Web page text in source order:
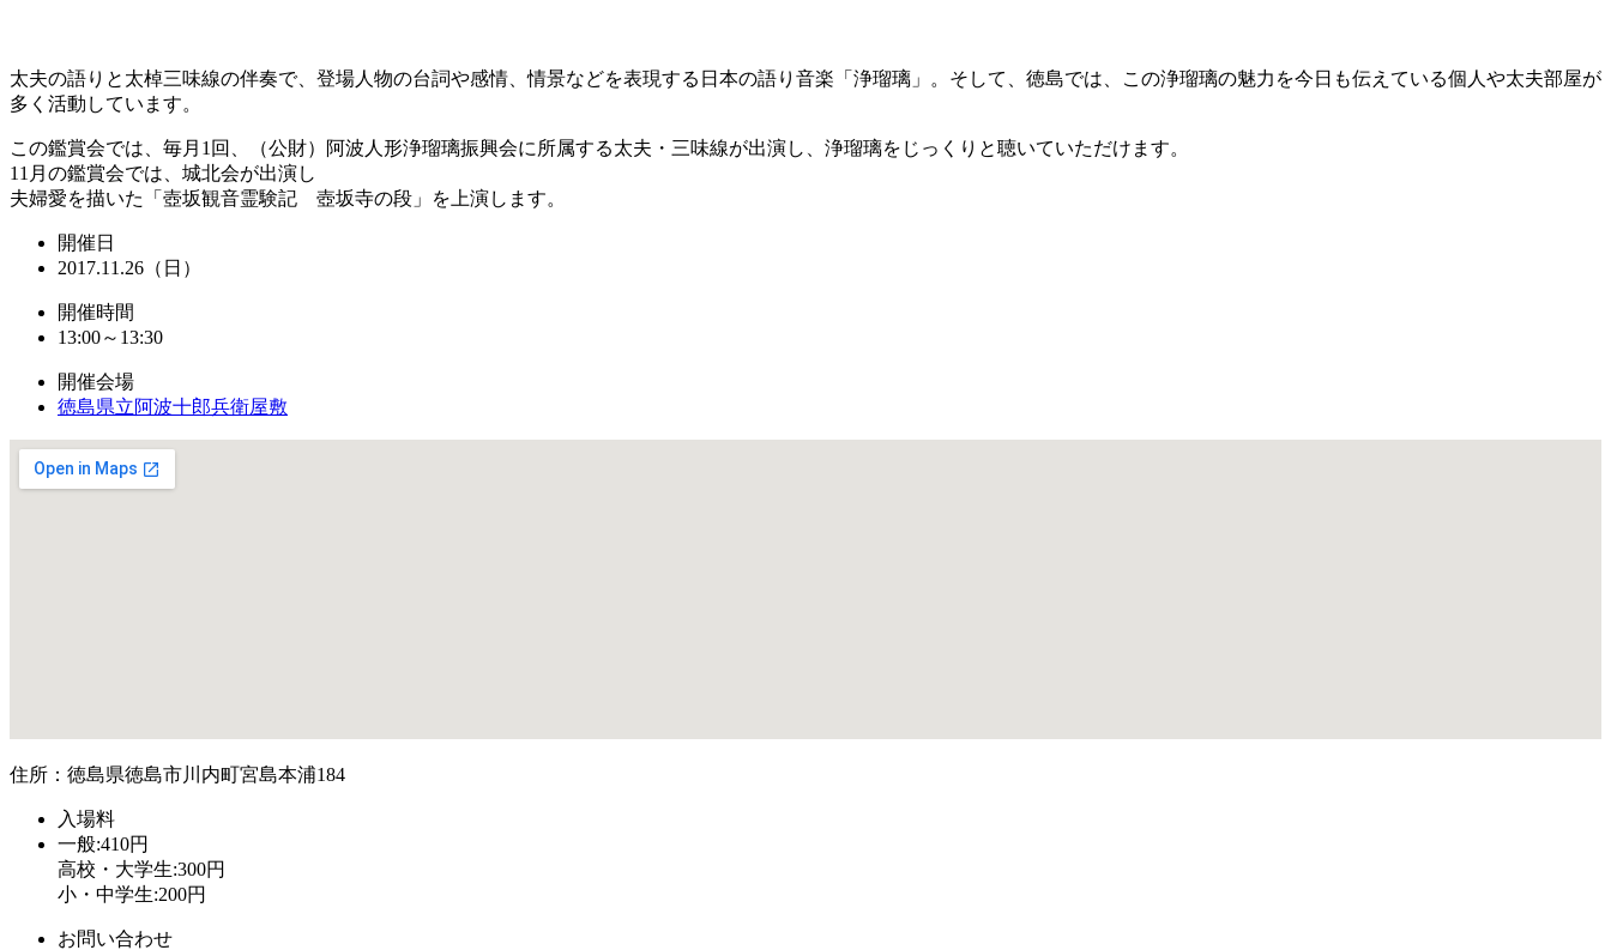
太夫の語りと太棹三味線の伴奏で、登場人物の台詞や感情、情景などを表現する日本の語り音楽「浄瑠璃」。そして、徳島では、この浄瑠璃の魅力を今日も伝えている個人や太夫部屋が
多く活動しています。
この鑑賞会では、毎月1回、（公財）阿波人形浄瑠璃振興会に所属する太夫・三味線が出演し、浄瑠璃をじっくりと聴いていただけます。
11月の鑑賞会では、城北会が出演し
夫婦愛を描いた「壺坂観音霊験記 壺坂寺の段」を上演します。
開催日
2017.11.26（日）
開催時間
13:00～13:30
開催会場
徳島県立阿波十郎兵衛屋敷
住所：徳島県徳島市川内町宮島本浦184
入場料
一般:410円
高校・大学生:300円
小・中学生:200円
お問い合わせ